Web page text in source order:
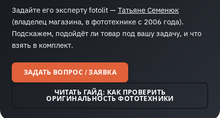
Задайте его эксперту fotolit — Татьяне Семенюк
(владелец магазина, в фототехнике с 2006 года).
Подскажем, подойдёт ли товар под вашу задачу, и что
взять в комплект.
ЗАДАТЬ ВОПРОС / ЗАЯВКА
ЧИТАТЬ ГАЙД: КАК ПРОВЕРИТЬ
ОРИГИНАЛЬНОСТЬ ФОТОТЕХНИКИ